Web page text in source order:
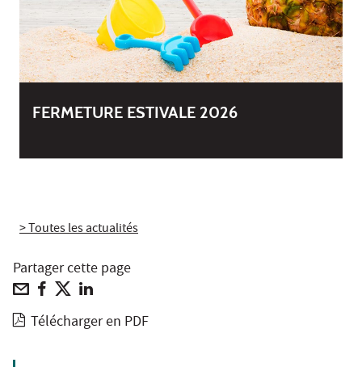
FERMETURE ESTIVALE 2026
> Toutes les actualités
Partager cette page
Télécharger en PDF